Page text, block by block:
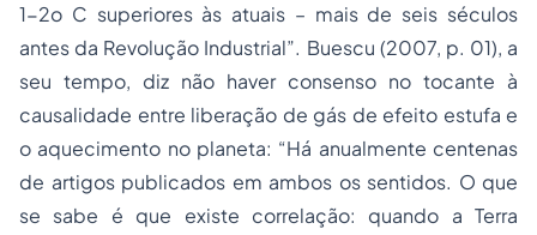
1-2o C superiores às atuais – mais de seis séculos
antes da Revolução Industrial”. Buescu (2007, p. 01), a
seu tempo, diz não haver consenso no tocante à
causalidade entre liberação de gás de efeito estufa e
o aquecimento no planeta: “Há anualmente centenas
de artigos publicados em ambos os sentidos. O que
se sabe é que existe correlação: quando a Terra